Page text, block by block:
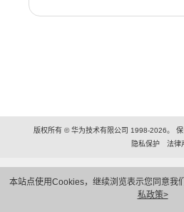
本站点使用Cookies，继续浏览表示您同意我
私政策>
版权所有 © 华为技术有限公司 1998-2026。
隐私保护
法律